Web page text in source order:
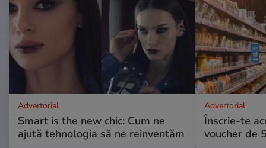
Advertorial
Smart is the new chic: Cum ne
ajută tehnologia să ne reinventăm
Advertorial
Înscrie-te
voucher de